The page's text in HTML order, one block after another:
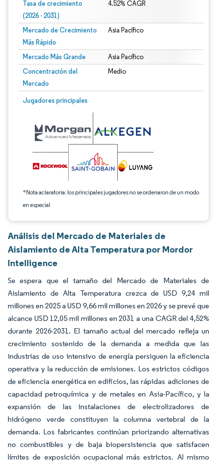
Tasa de crecimiento
(2026 - 2031)
4.52% CAGR
Mercado de Crecimiento
Más Rápido
Asia Pacífico
Mercado Más Grande Asia Pacífico
Concentración del
Mercado
Medio
Jugadores principales
*Nota aclaratoria: los principales jugadores no se ordenaron de un modo
en especial
Imagen © Mordor Intelligence. El uso requiere atribución según CC BY 4.0.
Análisis del Mercado de Materiales de
Aislamiento de Alta Temperatura por Mordor
Intelligence
Se espera que el tamaño del Mercado de Materiales de
Aislamiento de Alta Temperatura crezca de USD 9,24 mil
millones en 2025 a USD 9,66 mil millones en 2026 y se prevé que
alcance USD 12,05 mil millones en 2031 a una CAGR del 4,52%
durante 2026-2031. El tamaño actual del mercado refleja un
crecimiento sostenido de la demanda a medida que las
industrias de uso intensivo de energía persiguen la eficiencia
operativa y la reducción de emisiones. Los estrictos códigos
de eficiencia energética en edificios, las rápidas adiciones de
capacidad petroquímica y de metales en Asia-Pacífico, y la
expansión de las instalaciones de electrolizadores de
hidrógeno verde constituyen la columna vertebral de la
demanda. Los fabricantes continúan priorizando alternativas
no combustibles y de baja biopersistencia que satisfacen
límites de exposición ocupacional más estrictos. Al mismo